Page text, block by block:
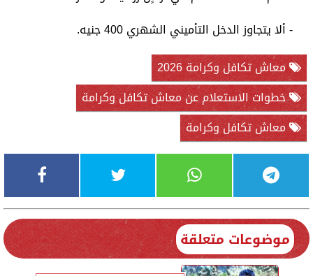
- ألا يتجاوز الدخل التأميني الشهري 400 جنيه.
معاش تكافل وكرامة 2026
خطوات الاستعلام عن معاش تكافل وكرامة
معاش تكافل وكرامة
موضوعات متعلقة